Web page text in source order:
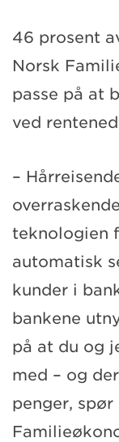
46 prosent
Norsk
passe på at
ved
–
teknologien
automatisk
kunder i
bankene
på at du og
med – og
penger,